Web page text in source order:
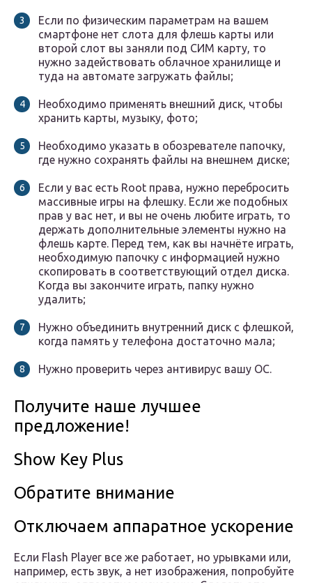
Если по физическим параметрам на вашем
смартфоне нет слота для флешь карты или
второй слот вы заняли под СИМ карту, то
нужно задействовать облачное хранилище и
туда на автомате загружать файлы;
Необходимо применять внешний диск, чтобы
хранить карты, музыку, фото;
Необходимо указать в обозревателе папочку,
где нужно сохранять файлы на внешнем диске;
Если у вас есть Root права, нужно перебросить
массивные игры на флешку. Если же подобных
прав у вас нет, и вы не очень любите играть, то
держать дополнительные элементы нужно на
флешь карте. Перед тем, как вы начнёте играть,
необходимую папочку с информацией нужно
скопировать в соответствующий отдел диска.
Когда вы закончите играть, папку нужно
удалить;
Нужно объединить внутренний диск с флешкой,
когда память у телефона достаточно мала;
Нужно проверить через антивирус вашу ОС.
Получите наше лучшее
предложение!
Show Key Plus
Обратите внимание
Отключаем аппаратное ускорение
Если Flash Player все же работает, но урывками или,
например, есть звук, а нет изображения, попробуйте